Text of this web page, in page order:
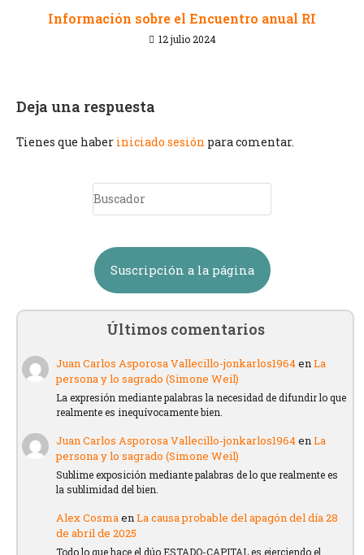
Información sobre el Encuentro anual RI
12 julio 2024
Deja una respuesta
Tienes que haber iniciado sesión para comentar.
Suscripción a la página
Últimos comentarios
Juan Carlos Asporosa Vallecillo-jonkarlos1964enLa
persona y lo sagrado (Simone Weil)
La expresión mediante palabras la necesidad de difundir lo que
realmente es inequívocamente bien.
Juan Carlos Asporosa Vallecillo-jonkarlos1964enLa
persona y lo sagrado (Simone Weil)
Sublime exposición mediante palabras de lo que realmente es
la sublimidad del bien.
Alex CosmaenLa causa probable del apagón del día 28
de abril de 2025
Todo lo que hace el dúo ESTADO-CAPITAL es ejerciendo el